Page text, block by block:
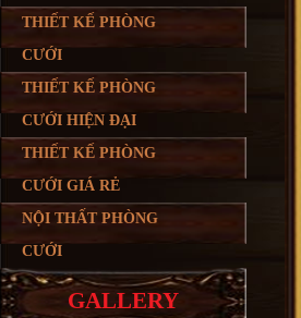
THIẾT KẾ PHÒNG
CƯỚI
THIẾT KẾ PHÒNG
CƯỚI HIỆN ĐẠI
THIẾT KẾ PHÒNG
CƯỚI GIÁ RẺ
NỘI THẤT PHÒNG
CƯỚI
GALLERY